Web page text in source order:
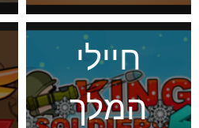
חיילי
המלך